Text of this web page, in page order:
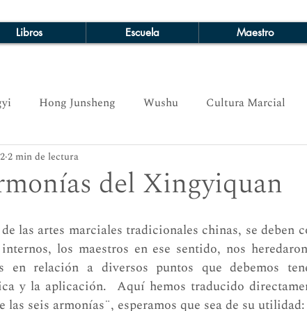
Libros Escuela Maestro
Hong Junsheng Wushu Cultura Marcial
del Xingyiquan
2 min de lectura
las artes marciales tradicionales chinas, se deben
los maestros en ese sentido, nos
en relación a diversos puntos que debemos
y la aplicación.  Aquí hemos traducido
las seis armonías¨, esperamos que sea de su utilidad: